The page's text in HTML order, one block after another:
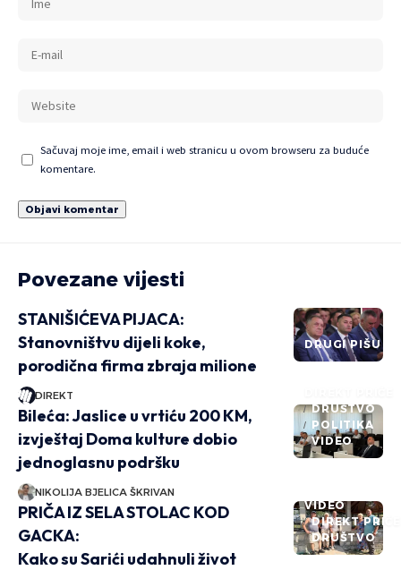
Sačuvaj moje ime, email i web stranicu u ovom browseru za buduće
komentare.
Povezane vijesti
DRUGI PIŠU
STANIŠIĆEVA PIJACA:
Stanovništvu dijeli koke,
porodična firma zbraja milione
DIREKT
DRUŠTVO
POLITIKA
VIDEO
Bileća: Jaslice u vrtiću 200 KM,
izvještaj Doma kulture dobio
jednoglasnu podršku
NIKOLIJA BJELICA ŠKRIVAN
VIDEO
DIREKT PRIČE
DRUŠTVO
PRIČA IZ SELA STOLAC KOD
GACKA:
Kako su Sarići udahnuli život